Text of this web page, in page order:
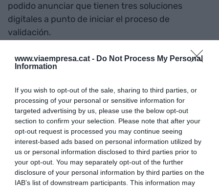
www.viaempresa.cat - Do Not Process My Personal
Information
If you wish to opt-out of the sale, sharing to third parties, or
processing of your personal or sensitive information for
targeted advertising by us, please use the below opt-out
section to confirm your selection. Please note that after your
opt-out request is processed you may continue seeing
interest-based ads based on personal information utilized by
us or personal information disclosed to third parties prior to
your opt-out. You may separately opt-out of the further
disclosure of your personal information by third parties on the
IAB’s list of downstream participants. This information may
podido anunciar que tienen tres soluciones
digitales a punto de iniciar el proceso de
validación.
Las tres soluciones pertenecen a diferentes
enfermedades cardiovasculares, otra incide en el
seguimiento de las terapias y la adherencia a los
medicamentos, y la tercera aplica la inteligencia
artificial para anticiparse a enfermedades de
salud mental en los profesionales. Todavía no han
querido hacer públicos los nombres de las
empresas que hay detrás de estas soluciones. El
objetivo del centro es que las tres soluciones